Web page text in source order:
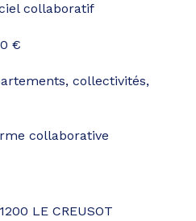
collaboratif
€
collectivités,
collaborative
LE CREUSOT